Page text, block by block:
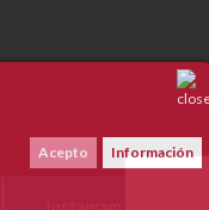
Acepto Información